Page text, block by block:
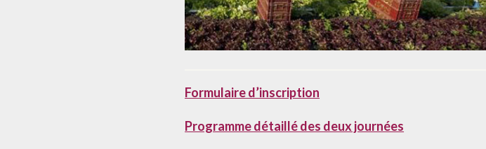
Formulaire d’inscription
Programme détaillé des deux journées